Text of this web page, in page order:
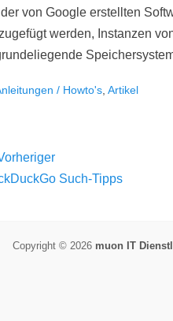
von Google erstellten
werden, Instanzen
/ Howto's Artikel
Such-Tipps
Copyright © 2026 muon IT